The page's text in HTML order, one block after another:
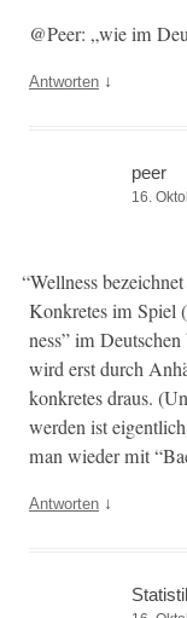
@Peer: „wie im
Antworten ↓
peer
16.
“Well­ness
Konkretes im
ness” im
wird erst durch
konkretes draus.
wer­den ist
man wieder mit
Antworten ↓